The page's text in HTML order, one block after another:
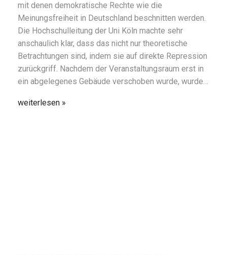
mit denen demokratische Rechte wie die
Meinungsfreiheit in Deutschland beschnitten werden.
Die Hochschulleitung der Uni Köln machte sehr
anschaulich klar, dass das nicht nur theoretische
Betrachtungen sind, indem sie auf direkte Repression
zurückgriff. Nachdem der Veranstaltungsraum erst in
ein abgelegenes Gebäude verschoben wurde, wurde…
weiterlesen